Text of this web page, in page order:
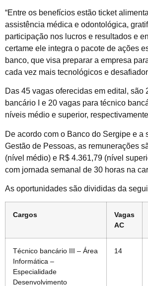
“Entre os benefícios estão ticket
assistência médica e odontológica,
participação nos lucros e resultados e
certame ele integra o pacote de ações
banco, que visa preparar a empresa
cada vez mais tecnológicos e
Das 45 vagas oferecidas em edital, são
bancário I e 20 vagas para técnico
níveis médio e superior,
De acordo com o Banco do Sergipe e a
Gestão de Pessoas, as remunerações
(nível médio) e R$ 4.361,79 (nível
com jornada semanal de 30 horas na
As oportunidades são divididas da
Cargos
Vagas
AC
Técnico bancário III – Área
Informática –
Especialidade
Desenvolvimento
14